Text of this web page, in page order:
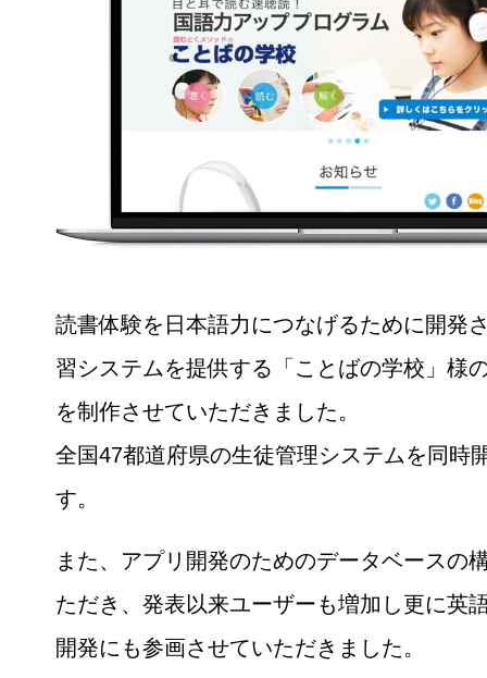
読書体験を日本語力につなげるために開発
習システムを提供する「ことばの学校」様
を制作させていただきました。
全国47都道府県の生徒管理システムを同時
す。
また、アプリ開発のためのデータベースの
ただき、発表以来ユーザーも増加し更に英
開発にも参画させていただきました。